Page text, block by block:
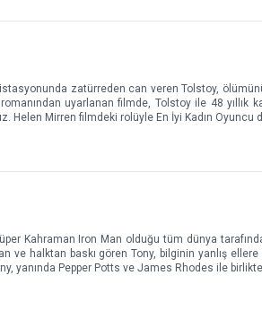
istasyonunda zatürreden can veren Tolstoy,
uyarlanan filmde, Tolstoy ile 48 yıllık
Helen Mirren filmdeki rolüyle En İyi Kadın Oyuncu
Kahraman Iron Man olduğu tüm dünya
ve halktan baskı gören Tony, bilginin yanlış
yanında Pepper Potts ve James Rhodes ile